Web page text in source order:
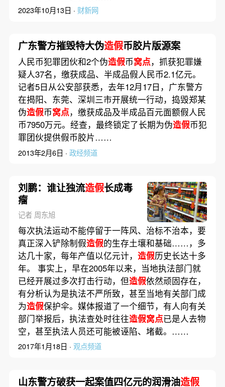
2023年10月13日 · 财新网
广东警方摧毁特大伪造假币胶片版源案
人民币犯罪团伙和2个伪造假币窝点，抓获犯罪嫌
疑人37名，缴获成品、半成品假人民币2.1亿元。
记者5日从公安部获悉，去年12月17日，广东警方
在揭阳、东莞、深圳三市开展统一行动，捣毁郑某
伪造假币窝点，缴获成品及半成品百元面额假人民
币7950万元。经查，最终锁定了长期为伪造假币犯
罪团伙提供假币胶片……
2013年2月6日 · 政经频道
刘鹏：谁让独流造假长成毒
瘤
记者 周东旭
每次执法运动不能停留于一阵风、治标不治本，要
真正深入铲除制假造假的生存土壤和基础……，多
达几十家，每年产值以亿元计， 造假历史长达十多
年。 事实上，早在2005年以来，当地执法部门就
已经开展过多次打击行动，但造假依然顽固存在，
有分析认为是执法不严所致，甚至当地有关部门成
为造假保护伞。媒体报道了一个细节，有人向有关
部门举报后，执法查处时往往造假窝点已是人去物
空，甚至执法人员还可能被诬陷、堵截。……
2017年1月18日 · 观点频道
山东警方破获一起案值四亿元的润滑油造假